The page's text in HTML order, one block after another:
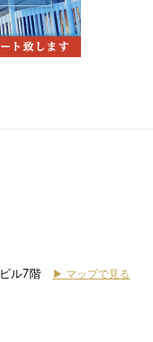
ル7階
▶ マップで見る